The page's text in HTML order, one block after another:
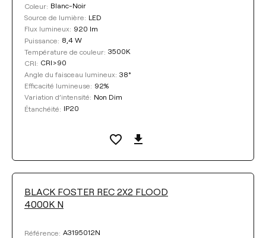
Coleur: Blanc-Noir
Source de lumière: LED
Flux lumineux: 920 lm
Puissance: 8,4 W
Température de couleur: 3500K
CRI: CRI>90
Angle du faisceau lumineux: 38°
Efficacité lumineuse: 92%
Variation d’intensité: Non Dim
Étanchéité: IP20
BLACK FOSTER REC 2X2 FLOOD
4000K N
Référence: A3195012N